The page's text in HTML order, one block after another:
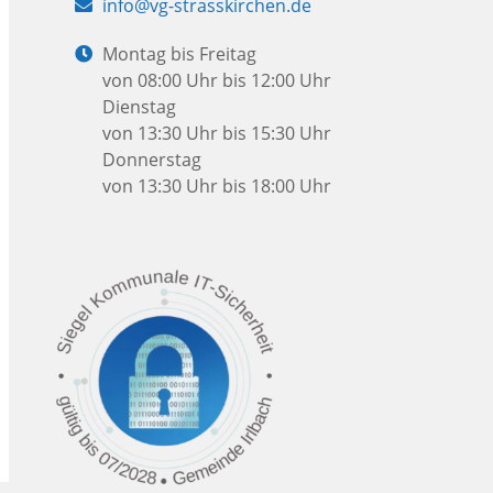
info@vg-strasskirchen.de
Öffnungszeiten:
Montag bis Freitag
von 08:00 Uhr bis 12:00 Uhr
Dienstag
von 13:30 Uhr bis 15:30 Uhr
Donnerstag
von 13:30 Uhr bis 18:00 Uhr